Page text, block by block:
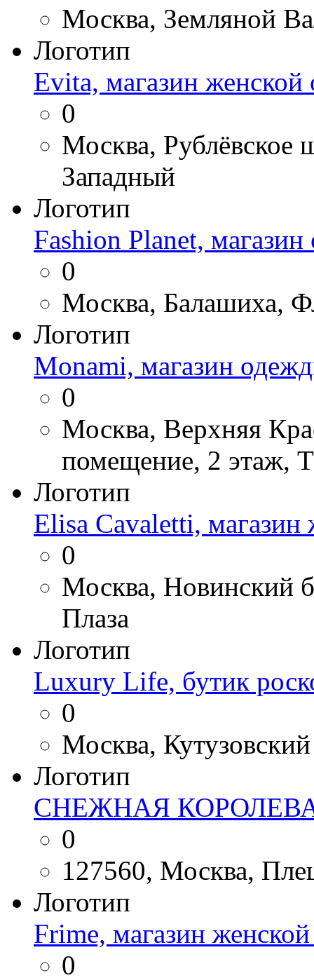
Москва, Земляной
Логотип
Evita, магазин
0
Москва, Рублёвское
Западный
Логотип
Fashion Planet,
0
Москва, Балашиха,
Логотип
Monami, магазин
0
Москва, Верхняя
помещение, 2 этаж,
Логотип
Elisa Cavaletti,
0
Москва, Новинский
Плаза
Логотип
Luxury Life, бутик
0
Москва,
Логотип
СНЕЖНАЯ
0
127560, Москва,
Логотип
Frime, магазин
0